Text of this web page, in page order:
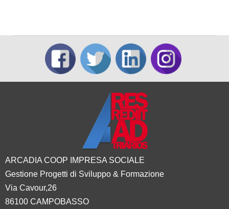
ARCADIA COOP IMPRESA SOCIALE
Gestione Progetti di Sviluppo & Formazione
Via Cavour,26
86100 CAMPOBASSO